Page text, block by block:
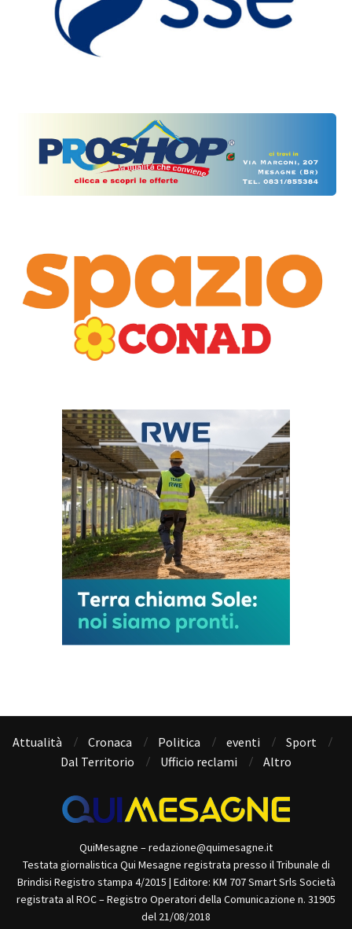
Attualità Cronaca Politica eventi
Sport
Dal Territorio
Ufficio reclami Altro
QuiMesagne – redazione@quimesagne.it
Testata giornalistica Qui Mesagne registrata presso il Tribunale di
Brindisi Registro stampa 4/2015 | Editore: KM 707 Smart Srls Società
registrata al ROC – Registro Operatori della Comunicazione n. 31905
del 21/08/2018